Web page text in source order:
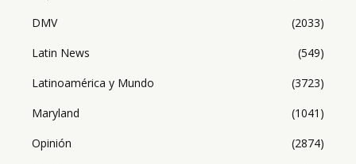
DMV
(2033)
Latin News
(549)
Latinoamérica y Mundo
(3723)
Maryland
(1041)
Opinión
(2874)